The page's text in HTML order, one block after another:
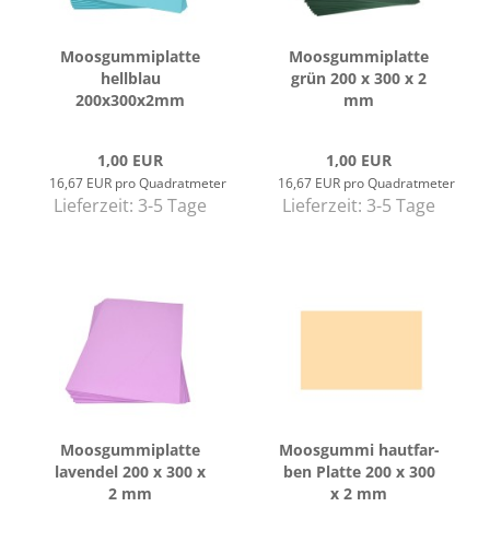
Moos­gum­mi­plat­te
hell­blau
200x300x2mm
1,00 EUR
16,67 EUR pro Quadratmeter
Lieferzeit: 3-5 Tage
Moos­gum­mi­plat­te
grün 200 x 300 x 2
mm
1,00 EUR
16,67 EUR pro Quadratmeter
Lieferzeit: 3-5 Tage
Moos­gum­mi­plat­te
la­ven­del 200 x 300 x
2 mm
Moos­gum­mi haut­far­
ben Plat­te 200 x 300
x 2 mm